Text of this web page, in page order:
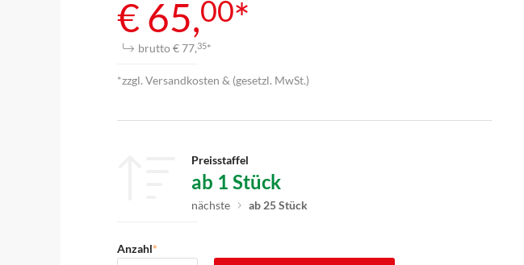
€ 65,00*
brutto € 77,35*
*zzgl. Versandkosten & (gesetzl. MwSt.)
Preisstaffel
ab 1 Stück
nächste ab 25 Stück
Anzahl*